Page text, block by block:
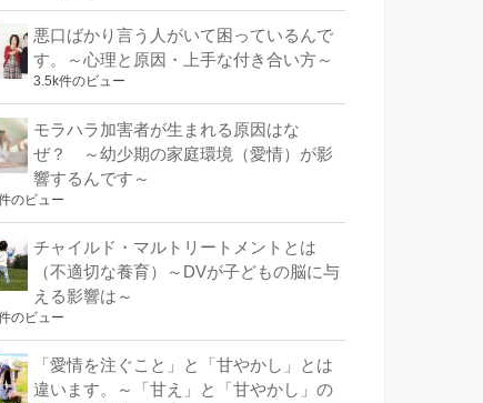
悪口ばかり言う人がいて困っているんで
す。～心理と原因・上手な付き合い方～
3.5k件のビュー
モラハラ加害者が生まれる原因はな
ぜ？ ～幼少期の家庭環境（愛情）が影
響するんです～
のビュー
チャイルド・マルトリートメントとは
（不適切な養育）～DVが子どもの脳に与
える影響は～
のビュー
「愛情を注ぐこと」と「甘やかし」とは
違います。～「甘え」と「甘やかし」の